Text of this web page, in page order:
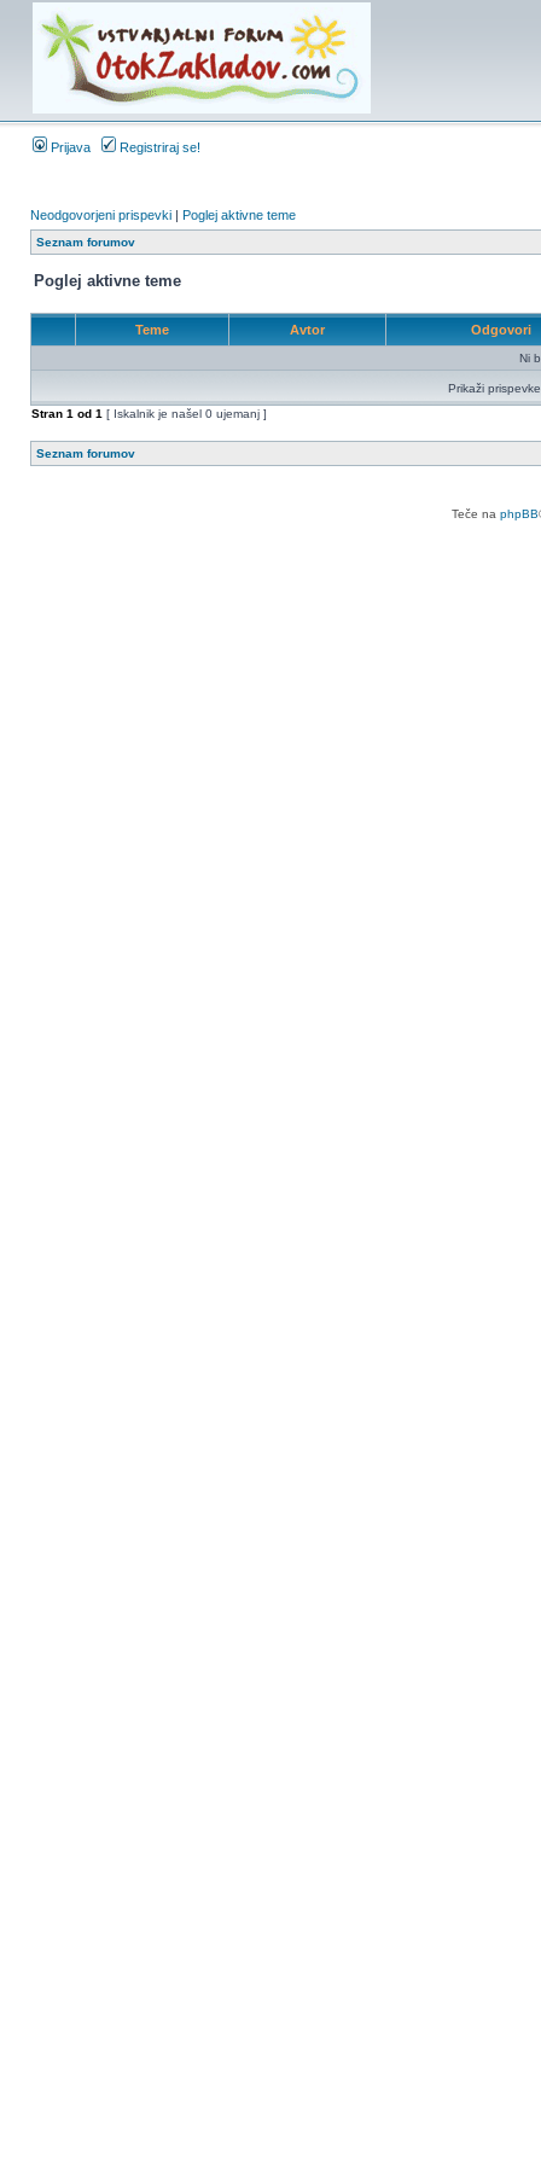
Prijava Registriraj se!
Neodgovorjeni prispevki | Poglej aktivne teme
Seznam forumov
Poglej aktivne teme
Teme Avtor Odgovori
Ni
Prikaži
Stran 1 od 1 [ Iskalnik je našel 0 ujemanj ]
Seznam forumov
Teče na phpBB